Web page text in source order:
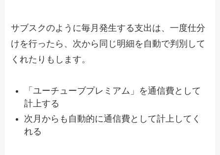
サブスクのように毎月発生する支出は、一度仕分
けを行ったら、次から同じ明細を自動で判別して
くれたりもします。
「ユーチューブプレミアム」を通信費として
計上する
次月からも自動的に通信費として計上してく
れる